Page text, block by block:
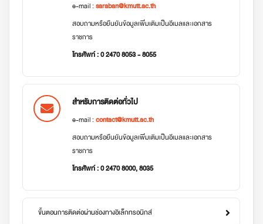
e-mail :saraban@kmutt.ac.th
สอบถามหรือยืนยันข้อมูลเพิ่มเติมเป็นอีเมลและเอกสาร
ราชการ
โทรศัพท์ : 0 2470 8053 - 8055
สำหรับการติดต่อทั่วไป
e-mail :contact@kmutt.ac.th
สอบถามหรือยืนยันข้อมูลเพิ่มเติมเป็นอีเมลและเอกสาร
ราชการ
โทรศัพท์ : 0 2470 8000, 8035
ขั้นตอนการติดต่อผ่านช่องทางอิเล็กทรอนิกส์